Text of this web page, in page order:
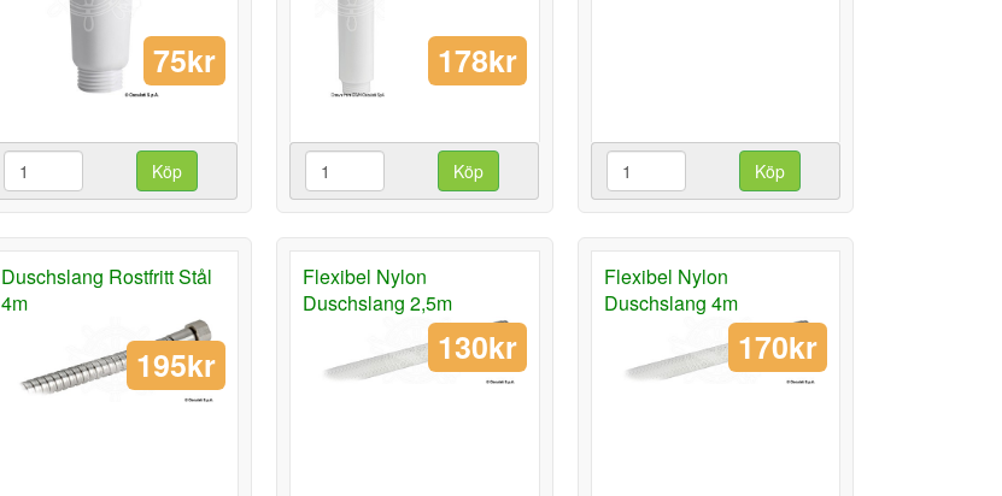
75kr
Köp
178kr
Köp Köp
Duschslang Rostfritt Stål
4m
195kr
Flexibel Nylon
Duschslang 2,5m
130kr
Flexibel Nylon
Duschslang 4m
170kr